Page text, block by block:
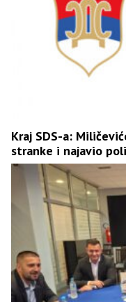
Kraj SDS-a:
stranke i najavio